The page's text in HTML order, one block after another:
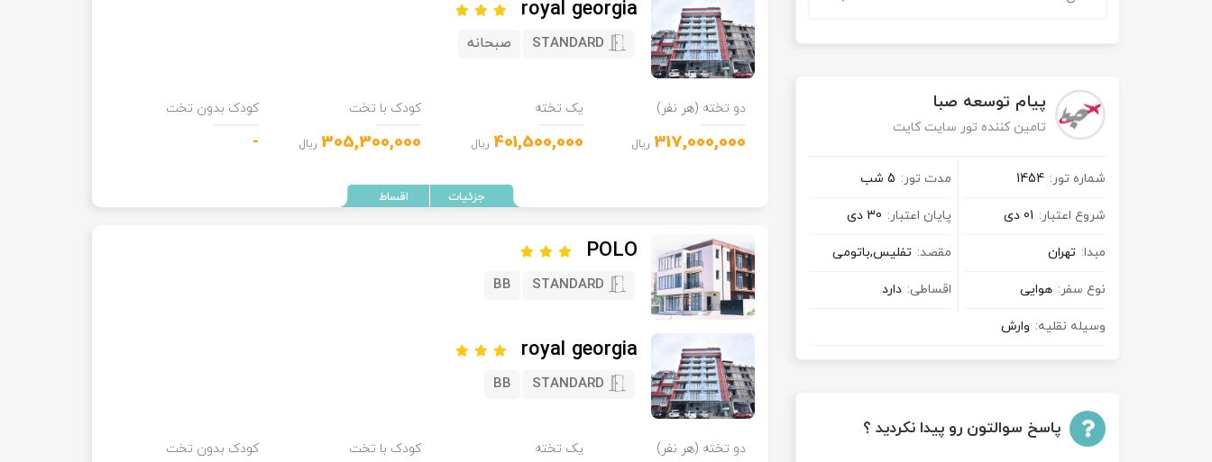
پیام توسعه صبا
تامین کننده تور سایت کایت
شماره تور: 1454 مدت تور: 5 شب
شروع اعتبار: 01 دی پایان اعتبار: 30 دی
مبدا: تهران مقصد: تفلیس,باتومی
نوع سفر: هوایی اقساطی: دارد
وسیله نقلیه: وارش
پاسخ سوالتون رو پیدا نکردید ؟
royal georgia
STANDARD صبحانه
دو تخته (هر نفر) یک تخته کودک با تخت کودک بدون تخت
317,000,000 ریال 401,500,000 ریال 305,300,000 ریال -
POLO
STANDARD
BB
royal georgia
STANDARD
BB
دو تخته (هر نفر) یک تخته کودک با تخت کودک بدون تخت
تور کویر کاراکال
تور کویر ابوزیدآباد
تور کیش از بندرعباس
تور قزاقستان اقساطی